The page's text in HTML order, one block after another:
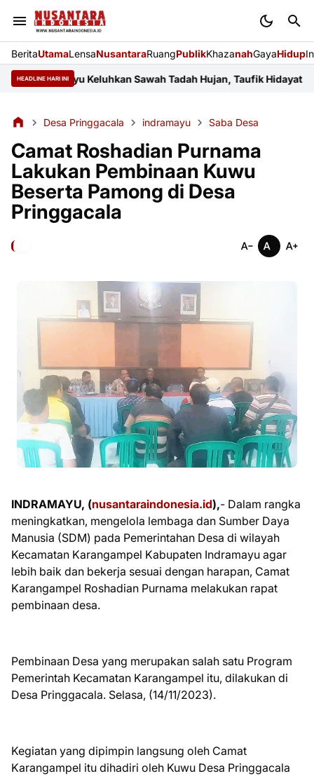
BeritaUtamaLensaNusantaraRuangPublikKhazanahGayaHidup
HEADLINE HARI INIKeluhkan Sawah Tadah Hujan, Taufik Hidayat Janji
Desa Pringgacala indramayu Saba Desa
Camat Roshadian Purnama
Lakukan Pembinaan Kuwu
Beserta Pamong di Desa
Pringgacala
INDRAMAYU, (nusantaraindonesia.id),- Dalam rangka
meningkatkan, mengelola lembaga dan Sumber Daya
Manusia (SDM) pada Pemerintahan Desa di wilayah
Kecamatan Karangampel Kabupaten Indramayu agar
lebih baik dan bekerja sesuai dengan harapan, Camat
Karangampel Roshadian Purnama melakukan rapat
pembinaan desa.
Pembinaan Desa yang merupakan salah satu Program
Pemerintah Kecamatan Karangampel itu, dilakukan di
Desa Pringgacala. Selasa, (14/11/2023).
Kegiatan yang dipimpin langsung oleh Camat
Karangampel itu dihadiri oleh Kuwu Desa Pringgacala